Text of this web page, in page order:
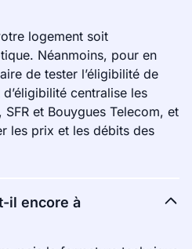
logement soit
Néanmoins, pour en
de tester l’éligibilité de
centralise les
SFR et Bouygues Telecom, et
les prix et les débits des
il encore à